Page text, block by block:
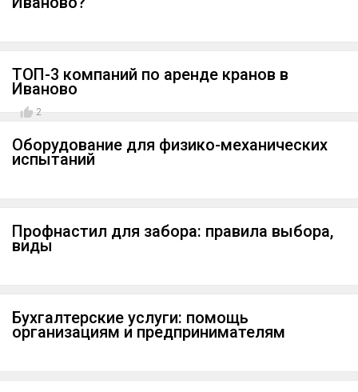
ТОП-3 компаний по аренде кранов в
Иваново
2
Оборудование для физико-механических
испытаний
Профнастил для забора: правила выбора,
виды
Бухгалтерские услуги: помощь
организациям и предпринимателям